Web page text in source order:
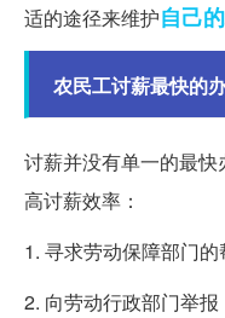
适的途径来维护自己的
农民工讨薪最快的
讨薪并没有单一的最
高讨薪效率：
1. 寻求劳动保障部门的
2. 向劳动行政部门举报